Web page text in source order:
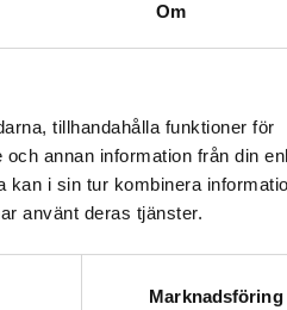
Om
tillhandahålla funktioner för
annan information från din
i sin tur kombinera
använt deras tjänster.
Marknadsföring